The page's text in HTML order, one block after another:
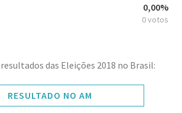
0,00%
0 votos
das Eleições 2018 no Brasil:
RESULTADO NO AM